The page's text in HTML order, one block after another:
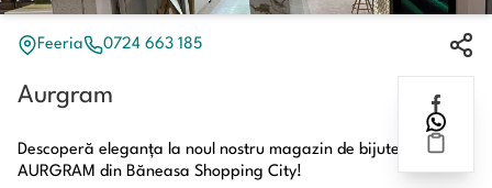
Feeria 0724 663 185
Aurgram
Descoperă eleganța la noul nostru magazin de bijuterii
AURGRAM din Băneasa Shopping City!